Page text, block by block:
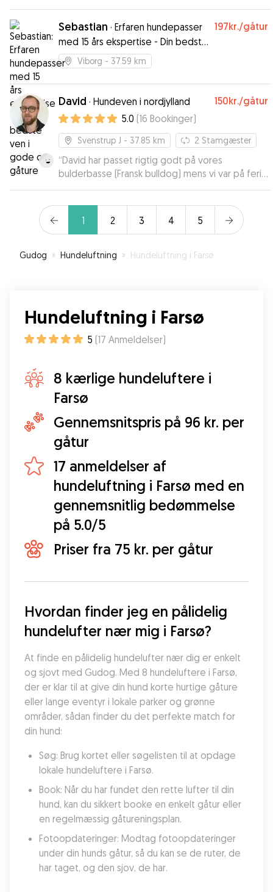
gravhund Frida. Frida havde en fantastisk ferie
ved Ingibjörg og hendes hund Benji, med lange
gåture, hygge og leg. Vi fik løbende
opdateringer og billeder tilsendt, hvilket betød
vi kunne nyde vores ferie uden bekymringer. Vi
og vil også benytte af os hendes pasning
fremadrettet 🥰”
Sebastian · Erfaren hundepasser
med 15 års ekspertise - Din bedste
ven i gode og gåture
197kr./gåtur
Viborg - 37.59 km
David · Hundeven i nordjylland 150kr./gåtur
5.0 (16 Bookinger)
Svenstrup J - 37.85 km 2 Stamgæster
“David har passet rigtig godt på vores
bulderbasse (Fransk bulldog) mens vi var på ferie
og vi har været helt trykke ved forløbet. Vi kan
1
2 3 4 5
Gudog » Hundeluftning » Hundeluftning i Farsø
Hundeluftning i Farsø
5 (17 Anmeldelser)
8 kærlige hundeluftere i
Farsø
Gennemsnitspris på 96 kr. per
gåtur
17 anmeldelser af
hundeluftning i Farsø med en
gennemsnitlig bedømmelse
på 5.0/5
Priser fra 75 kr. per gåtur
Hvordan finder jeg en pålidelig
hundelufter nær mig i Farsø?
At finde en pålidelig hundelufter nær dig er enkelt
og sjovt med Gudog. Med 8 hundeluftere i Farsø,
der er klar til at give din hund korte hurtige gåture
eller lange eventyr i lokale parker og grønne
områder, sådan finder du det perfekte match for
din hund:
Søg: Brug kortet eller søgelisten til at opdage
lokale hundeluftere i Farsø.
Book: Når du har fundet den rette lufter til din
hund, kan du sikkert booke en enkelt gåtur eller
en regelmæssig gåtureningsplan.
Fotoopdateringer: Modtag fotoopdateringer
under din hunds gåtur, så du kan se de ruter, de
har taget, og den sjov, de har.